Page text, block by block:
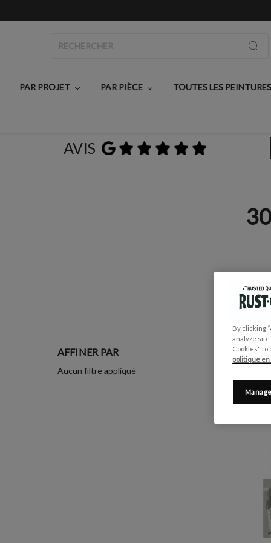
PAR PROJET PAR PIÈCE TOUTES LES
AVIS
AFFINER PAR
Aucun filtre appliqué
By clicking
analyze
Cookies" to
politique